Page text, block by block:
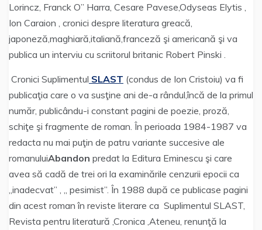
Lorincz, Franck O” Harra, Cesare Pavese,Odyseas Elytis ,
Ion Caraion , cronici despre literatura greacă,
japoneză,maghiară,italiană,franceză şi americană şi va
publica un interviu cu scriitorul britanic Robert Pinski .
Cronici Suplimentul SLAST (condus de Ion Cristoiu) va fi
publicaţia care o va susţine ani de-a rândul,încă de la primul
număr, publicându-i constant pagini de poezie, proză,
schiţe şi fragmente de roman. În perioada 1984-1987 va
redacta nu mai puţin de patru variante succesive ale
romanuluiAbandon predat la Editura Eminescu şi care
avea să cadă de trei ori la examinările cenzurii epocii ca
„inadecvat” , „ pesimist”. În 1988 după ce publicase pagini
din acest roman în reviste literare ca Suplimentul SLAST,
Revista pentru literatură ,Cronica ,Ateneu, renunţă la